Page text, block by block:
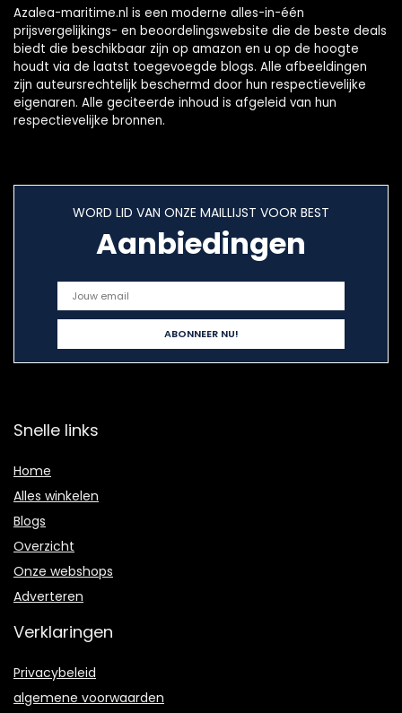
Azalea-maritime.nl is een moderne alles-in-één
prijsvergelijkings- en beoordelingswebsite die de beste deals
biedt die beschikbaar zijn op amazon en u op de hoogte
houdt via de laatst toegevoegde blogs. Alle afbeeldingen
zijn auteursrechtelijk beschermd door hun respectievelijke
eigenaren. Alle geciteerde inhoud is afgeleid van hun
respectievelijke bronnen.
WORD LID VAN ONZE MAILLIJST VOOR BEST
Aanbiedingen
Snelle links
Home
Alles winkelen
Blogs
Overzicht
Onze webshops
Adverteren
Verklaringen
Privacybeleid
algemene voorwaarden